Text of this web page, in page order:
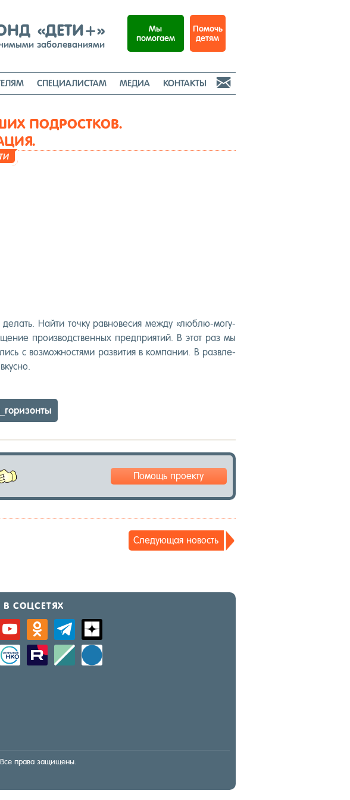
«ДЕТИ+»
заболеваниями
Мы
помогаем
Помочь
детям
СПЕЦИАЛИСТАМ МЕДИА КОНТАКТЫ 
ПОДРОСТКОВ.
Най­ти точ­ку рав­но­весия меж­ду «люб­лю-мо­гу-
про­из­водс­твен­ных пред­при­ятий. В этот раз мы
с воз­можнос­тя­ми раз­ви­тия в ком­па­нии. В раз­вле­
Помощь проекту
Сле­ду­ющая но­вость
СОЦ­СЕ­ТЯХ
youtube odnoklassnikitelegramzen-
yandex
activity zerply standardwindows
пра­ва за­щище­ны.